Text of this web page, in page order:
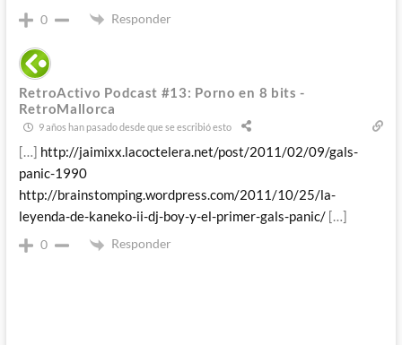
0 Responder
RetroActivo Podcast #13: Porno en 8 bits -
RetroMallorca
9 años han pasado desde que se escribió esto
[…] http://jaimixx.lacoctelera.net/post/2011/02/09/gals-
panic-1990
http://brainstomping.wordpress.com/2011/10/25/la-
leyenda-de-kaneko-ii-dj-boy-y-el-primer-gals-panic/[…]
0 Responder